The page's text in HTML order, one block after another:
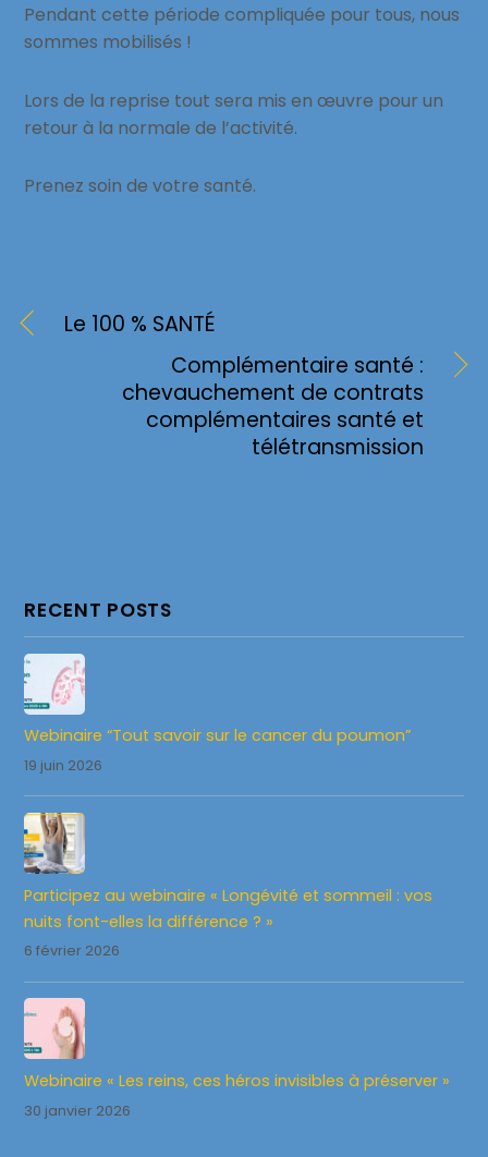
Pendant cette période compliquée pour tous, nous
sommes mobilisés !
Lors de la reprise tout sera mis en œuvre pour un
retour à la normale de l’activité.
Prenez soin de votre santé.
Le 100 % SANTÉ
Complémentaire santé :
chevauchement de contrats
complémentaires santé et
télétransmission
RECENT POSTS
Webinaire “Tout savoir sur le cancer du poumon”
19 juin 2026
Participez au webinaire « Longévité et sommeil : vos
nuits font-elles la différence ? »
6 février 2026
Webinaire « Les reins, ces héros invisibles à préserver »
30 janvier 2026